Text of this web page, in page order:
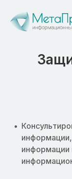
информации